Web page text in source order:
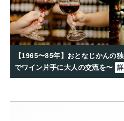
【1965〜85年】おとなじかんの
でワイン片手に大人の交流を〜